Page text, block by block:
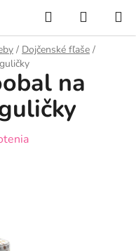
Hľadať
KOŠÍK
/ Dojčenské fľaše /
na